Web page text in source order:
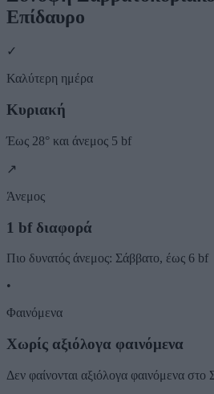
Επίδαυρο
✓
Καλύτερη ημέρα
Κυριακή
Έως 28° και άνεμος 5 bf
↗
Άνεμος
1 bf διαφορά
Πιο δυνατός άνεμος: Σάββατο, έως 6 bf
•
Φαινόμενα
Χωρίς αξιόλογα φαινόμενα
Δεν φαίνονται αξιόλογα φαινόμενα στο